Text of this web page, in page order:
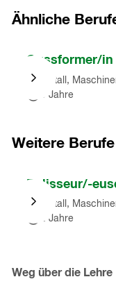
Ähnliche
springen
Gussformer/in
Metall,
3 Jahre
Karussell
Einträge)
Weitere Berufe
Karussell
springen
Polisseur/-
Metall,
2 Jahre
springen
Weg über die Lehre